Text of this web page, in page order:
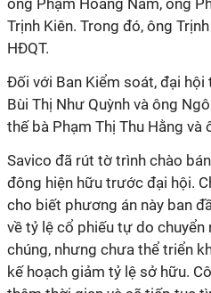
ông Phạm Hoàng Nam, ông
Trịnh Kiên. Trong đó, ông
HĐQT.
Đối với Ban Kiểm soát, đại
Bùi Thị Như Quỳnh và ông
thế bà Phạm Thị Thu Hằng và
Savico đã rút tờ trình chào
đông hiện hữu trước đại hội.
cho biết phương án này ban
về tỷ lệ cổ phiếu tự do
chúng, nhưng chưa thể triển
kế hoạch giảm tỷ lệ sở hữu.